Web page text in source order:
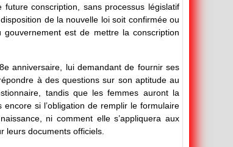
conscription, sans processus législatif
de la nouvelle loi soit confirmée ou
est de mettre la conscription
anniversaire, lui demandant de fournir ses
à des questions sur son aptitude au
tandis que les femmes auront la
si l’obligation de remplir le formulaire
ni comment elle s’appliquera aux
leurs documents officiels.